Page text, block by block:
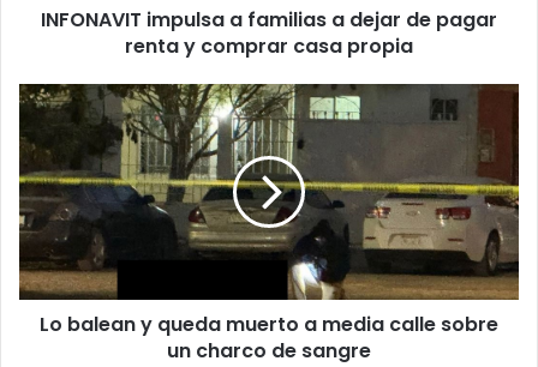
propia
INFONAVIT impulsa a familias a dejar de pagar
renta y comprar casa propia
Lo
balean
y
queda
muerto
a
media
calle
sobre
Lo balean y queda muerto a media calle sobre
un charco de sangre